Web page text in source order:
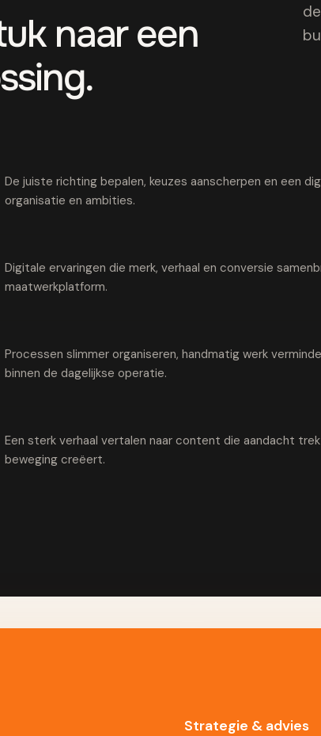
naar een
De juiste richting bepalen, keuzes aanscherpen en een
organisatie en ambities.
Digitale ervaringen die merk, verhaal en conversie
maatwerkplatform.
Processen slimmer organiseren, handmatig werk
binnen de dagelijkse operatie.
Een sterk verhaal vertalen naar content die aandacht
beweging creëert.
Strategie & advies